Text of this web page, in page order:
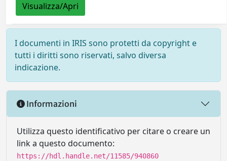
Visualizza/Apri
I documenti in IRIS sono protetti da copyright e
tutti i diritti sono riservati, salvo diversa
indicazione.
Informazioni
Utilizza questo identificativo per citare o creare un
link a questo documento:
https://hdl.handle.net/11585/940860